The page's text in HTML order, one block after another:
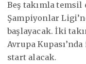
Beş takımla
Şampiyonlar
başlayacak. İki
Avrupa
start alacak.